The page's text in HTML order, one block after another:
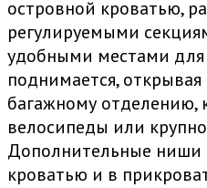
островной кроватью,
регулируемыми
удобными местами для
поднимается,
багажному отделению,
велосипеды или
Дополнительные ниши
кроватью и в